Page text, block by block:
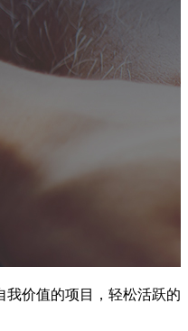
我价值的项目，轻松活跃的